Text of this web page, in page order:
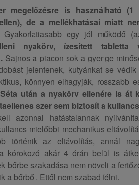
megelőzésre is használható (1
de a mellékhatásai miatt
Gyakorlatiasabb egy jól működő
nyakörv, ízesített tabletta
Sajnos a piacon sok a gyenge
jelentenek, kutyánkat se
könnyen elhagyják, rosszabb
Séta után a nyakörv ellenére is át
szer sem biztosít a
azonnal hatástalannak
mielőbbi mechanikus
történik az eltávolítás, annál
kórokozó akár 4 órán belül is
bőrbe szakadása nem növeli a
a bőrből. Ettől nem szabad félni.